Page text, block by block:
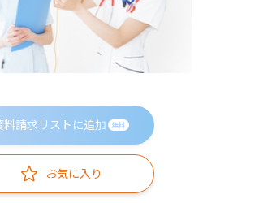
料請求リストに追加 無料
お気に入り